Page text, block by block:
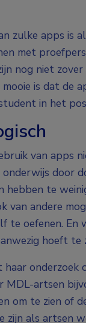
zulke apps is
met
nog niet
is dat de
in het
van apps
door
hebben te
van andere
te oefenen.
hoeft te
haar
MDL-artsen
om te zien of
als artsen